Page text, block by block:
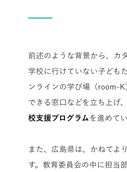
前述のような背景から、カ
学校に行けていない子ども
ンラインの学び場（room-
できる窓口などを立ち上げ、
校支援プログラムを進めてい
また、広島県は、かねてよ
す。教育委員会の中に担当